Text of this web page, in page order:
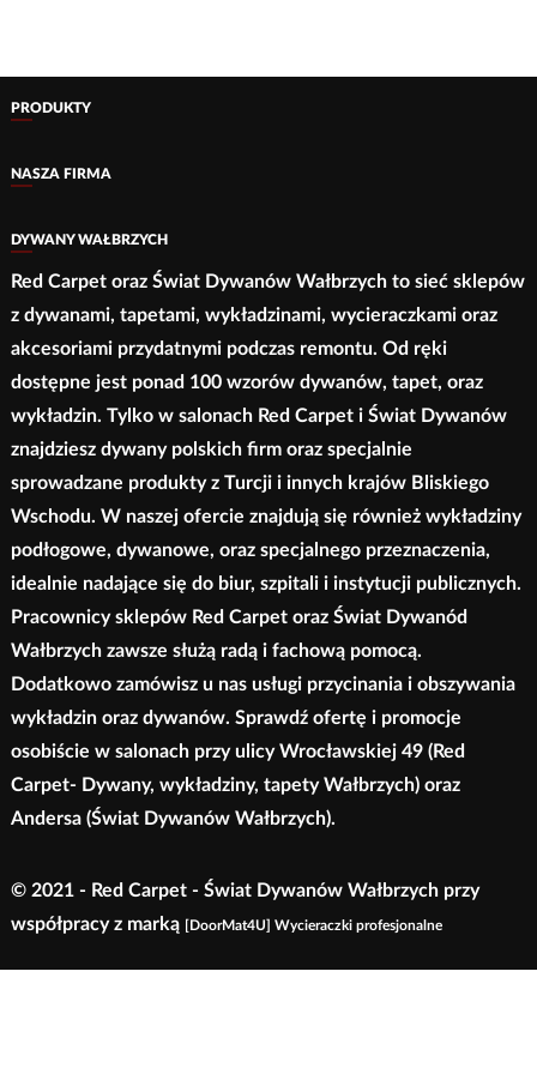
stronie
produktu
można
PRODUKTY
NASZA FIRMA
DYWANY WAŁBRZYCH
Red Carpet oraz Świat Dywanów Wałbrzych to sieć sklepów
z dywanami, tapetami, wykładzinami, wycieraczkami oraz
akcesoriami przydatnymi podczas remontu. Od ręki
dostępne jest ponad 100 wzorów dywanów, tapet, oraz
wykładzin. Tylko w salonach Red Carpet i Świat Dywanów
znajdziesz dywany polskich firm oraz specjalnie
sprowadzane produkty z Turcji i innych krajów Bliskiego
Wschodu. W naszej ofercie znajdują się również wykładziny
podłogowe, dywanowe, oraz specjalnego przeznaczenia,
idealnie nadające się do biur, szpitali i instytucji publicznych.
Pracownicy sklepów Red Carpet oraz Świat Dywanód
Wałbrzych zawsze służą radą i fachową pomocą.
Dodatkowo zamówisz u nas usługi przycinania i obszywania
wykładzin oraz dywanów. Sprawdź ofertę i promocje
osobiście w salonach przy ulicy Wrocławskiej 49 (Red
Carpet- Dywany, wykładziny, tapety Wałbrzych) oraz
Andersa (Świat Dywanów Wałbrzych).
© 2021 - Red Carpet - Świat Dywanów Wałbrzych przy
współpracy z marką [DoorMat4U] Wycieraczki profesjonalne